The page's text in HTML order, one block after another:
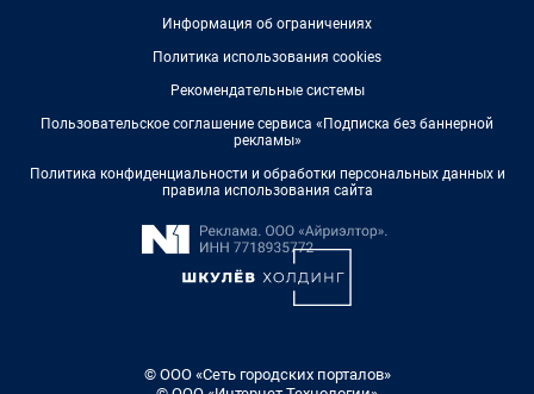
Информация об ограничениях
Политика использования cookies
Рекомендательные системы
Пользовательское соглашение сервиса «Подписка без баннерной
рекламы»
Политика конфиденциальности и обработки персональных данных и
правила использования сайта
© ООО «Сеть городских порталов»